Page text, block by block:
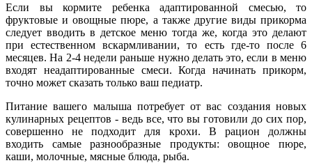
Если вы кормите ребенка адаптированной смесью, то
фруктовые и овощные пюре, а также другие виды прикорма
следует вводить в детское меню тогда же, когда это делают
при естественном вскармливании, то есть где-то после 6
месяцев. На 2-4 недели раньше нужно делать это, если в меню
входят неадаптированные смеси. Когда начинать прикорм,
точно может сказать только ваш педиатр.
Питание вашего малыша потребует от вас создания новых
кулинарных рецептов - ведь все, что вы готовили до сих пор,
совершенно не подходит для крохи. В рацион должны
входить самые разнообразные продукты: овощное пюре,
каши, молочные, мясные блюда, рыба.